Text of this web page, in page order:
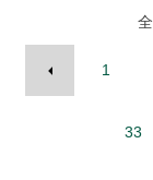
全
1
33